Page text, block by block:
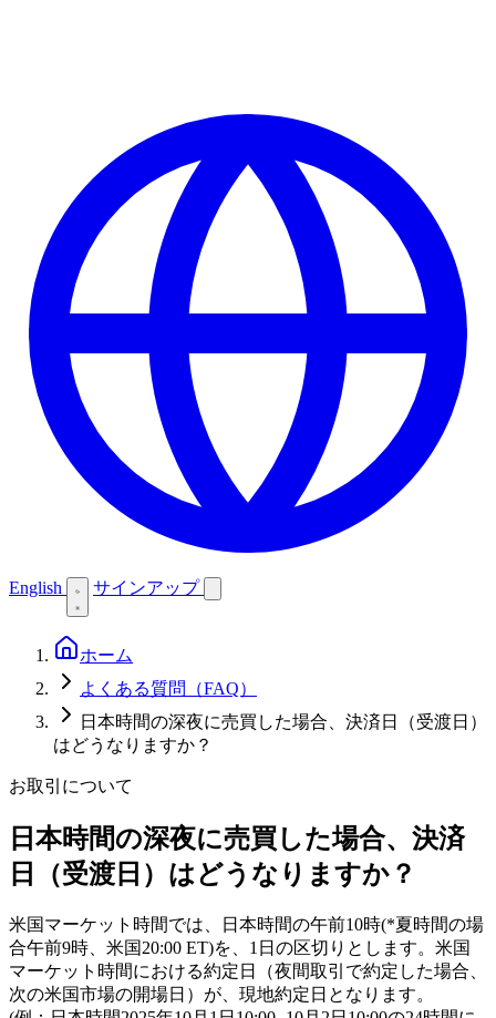
English サインアップ
ホーム
よくある質問（FAQ）
日本時間の深夜に売買した場合、決済日（受渡日）
はどうなりますか？
お取引について
日本時間の深夜に売買した場合、決済
日（受渡日）はどうなりますか？
米国マーケット時間では、日本時間の午前10時(*夏時間の場
合午前9時、米国20:00 ET)を、1日の区切りとします。米国
マーケット時間における約定日（夜間取引で約定した場合、
次の米国市場の開場日）が、現地約定日となります。